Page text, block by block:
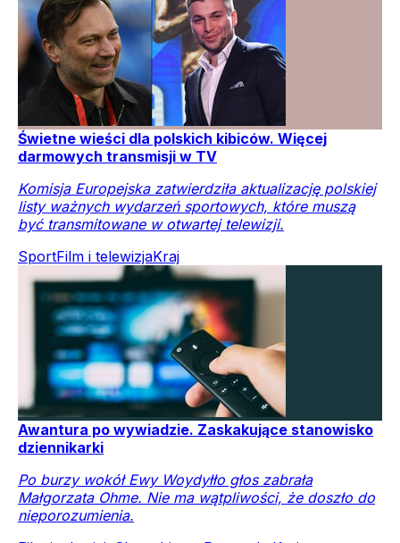
Świetne wieści dla polskich kibiców. Więcej
darmowych transmisji w TV
Komisja Europejska zatwierdziła aktualizację polskiej
listy ważnych wydarzeń sportowych, które muszą
być transmitowane w otwartej telewizji.
SportFilm i telewizjaKraj
Awantura po wywiadzie. Zaskakujące stanowisko
dziennikarki
Po burzy wokół Ewy Woydyłło głos zabrała
Małgorzata Ohme. Nie ma wątpliwości, że doszło do
nieporozumienia.